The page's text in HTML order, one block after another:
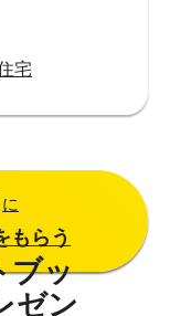
宅
に
もらう